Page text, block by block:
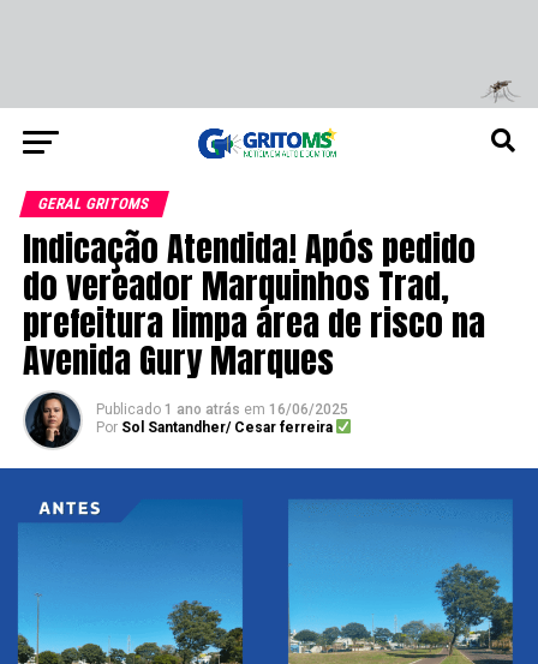
GERAL GRITOMS
Indicação Atendida! Após pedido
do vereador Marquinhos Trad,
prefeitura limpa área de risco na
Avenida Gury Marques
Publicado 1 ano atrás em 16/06/2025
Por Sol Santandher/ Cesar ferreira